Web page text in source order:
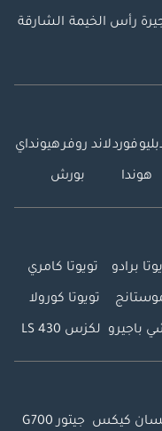
رأس الخيمة الشارقة
فوردلاند روفرهيونداي
هوندا بورش
برادو تويوتا كامري
تويوتا كورولا
باجيرو لكزس LS 430
كيكس جيتور G700